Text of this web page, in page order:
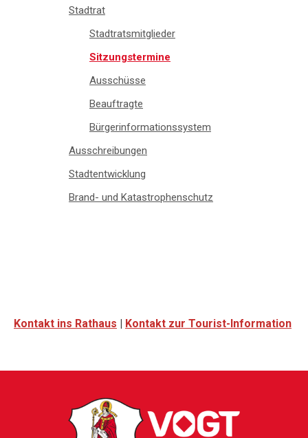
Stadtrat
Stadtratsmitglieder
Sitzungstermine
Ausschüsse
Beauftragte
Bürgerinformationssystem
Ausschreibungen
Stadtentwicklung
Brand- und Katastrophenschutz
Kontakt ins Rathaus | Kontakt zur Tourist-Information